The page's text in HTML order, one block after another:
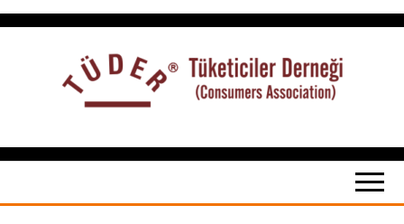
İçeriğe
Tüketiciler
tuketicilerdernegi.org.tr